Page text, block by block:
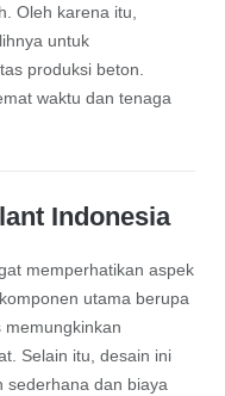
Oleh karena itu,
untuk
produksi beton.
waktu dan tenaga
Indonesia
memperhatikan aspek
utama berupa
Selain itu, desain ini
sederhana dan biaya